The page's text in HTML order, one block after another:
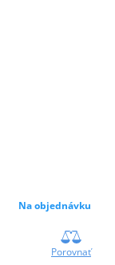
Na objednávku
Porovnať